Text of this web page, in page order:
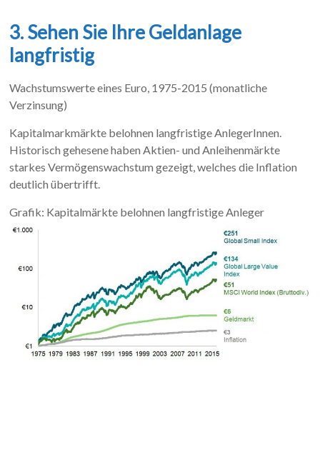
3. Sehen Sie Ihre Geldanlage
langfristig
Wachstumswerte eines Euro, 1975-2015 (monatliche
Verzinsung)
Kapitalmarkmärkte belohnen langfristige AnlegerInnen.
Historisch gehesene haben Aktien- und Anleihenmärkte
starkes Vermögenswachstum gezeigt, welches die Inflation
deutlich übertrifft.
Grafik: Kapitalmärkte belohnen langfristige Anleger